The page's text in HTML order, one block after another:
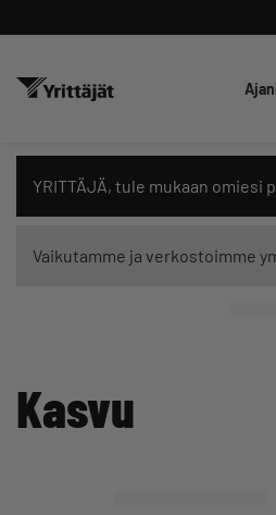
YRITTÄJÄ, tule mukaan omiesi
Vaikutamme ja verkostoimme
Kasvu
Hae